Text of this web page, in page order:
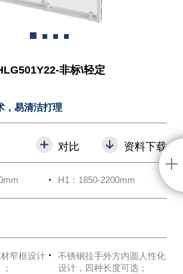
非标\轻定
，易清洁打理
资料下载
对比
H1：1850-2200mm
窄框设计
不锈钢拉手外方内圆人性化
设计，四种长度可选；